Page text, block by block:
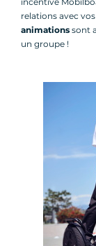
relations avec
animations sont
un groupe !